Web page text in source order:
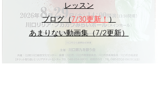
レッスン
ブログ（7/30更新！）
あまりない動画集（7/2更新）